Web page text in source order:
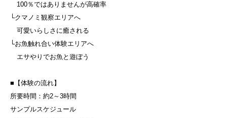
100％ではありませんが高確率
└クマノミ観察エリアへ
可愛いらしさに癒される
└お魚触れ合い体験エリアへ
エサやりでお魚と遊ぼう
■【体験の流れ】
所要時間：約2～3時間
サンプルスケジュール